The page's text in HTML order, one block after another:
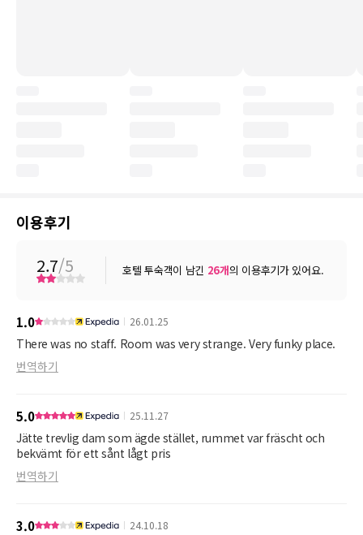
이용후기
2.7/5 호텔 투숙객이 남긴 26개의 이용후기가 있어요.
1.0 26.01.25
There was no staff. Room was very strange. Very funky place.
번역하기
5.0 25.11.27
Jätte trevlig dam som ägde stället, rummet var fräscht och
bekvämt för ett sånt lågt pris
번역하기
3.0 24.10.18